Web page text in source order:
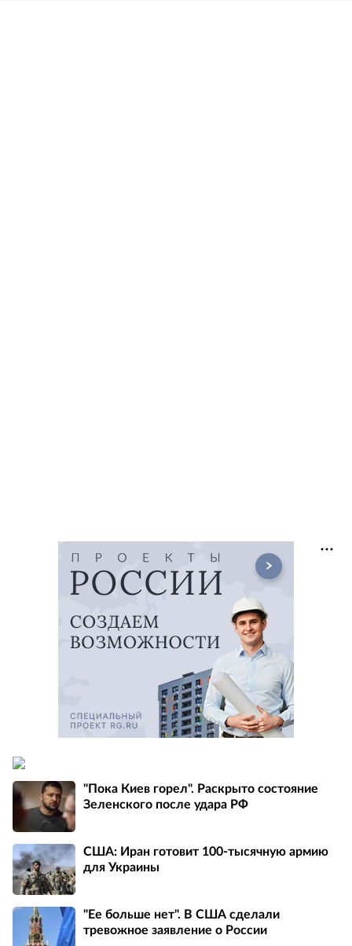
"Пока Киев горел". Раскрыто состояние
Зеленского после удара РФ
США: Иран готовит 100-тысячную армию
для Украины
"Ее больше нет". В США сделали
тревожное заявление о России